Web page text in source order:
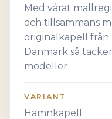
Med vårat
och tillsammans
originalkapell från
Danmark så
modeller
VARIANT
Hamnkapell